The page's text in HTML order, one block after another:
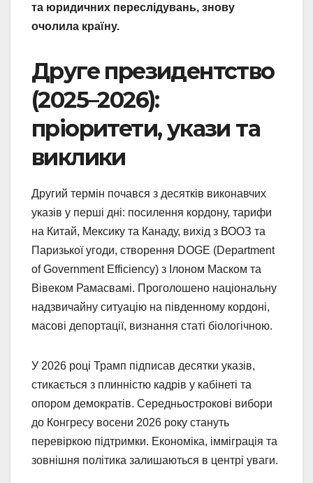
та юридичних переслідувань, знову
очолила країну.
Друге президентство
(2025–2026):
пріоритети, укази та
виклики
Другий термін почався з десятків виконавчих
указів у перші дні: посилення кордону, тарифи
на Китай, Мексику та Канаду, вихід з ВООЗ та
Паризької угоди, створення DOGE (Department
of Government Efficiency) з Ілоном Маском та
Вівеком Рамасвамі. Проголошено національну
надзвичайну ситуацію на південному кордоні,
масові депортації, визнання статі біологічною.
У 2026 році Трамп підписав десятки указів,
стикається з плинністю кадрів у кабінеті та
опором демократів. Середньострокові вибори
до Конгресу восени 2026 року стануть
перевіркою підтримки. Економіка, імміграція та
зовнішня політика залишаються в центрі уваги.